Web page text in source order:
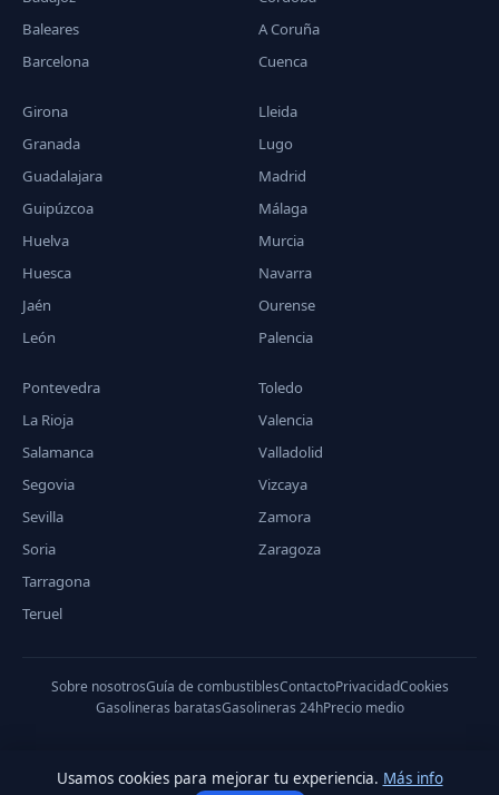
Baleares
Barcelona
A Coruña
Cuenca
Girona
Granada
Guadalajara
Guipúzcoa
Huelva
Huesca
Jaén
León
Lleida
Lugo
Madrid
Málaga
Murcia
Navarra
Ourense
Palencia
Pontevedra
La Rioja
Salamanca
Segovia
Sevilla
Soria
Tarragona
Teruel
Toledo
Valencia
Valladolid
Vizcaya
Zamora
Zaragoza
Sobre nosotrosGuía de combustiblesContactoPrivacidadCookies
Gasolineras baratasGasolineras 24hPrecio medio
Usamos cookies para mejorar tu experiencia. Más info